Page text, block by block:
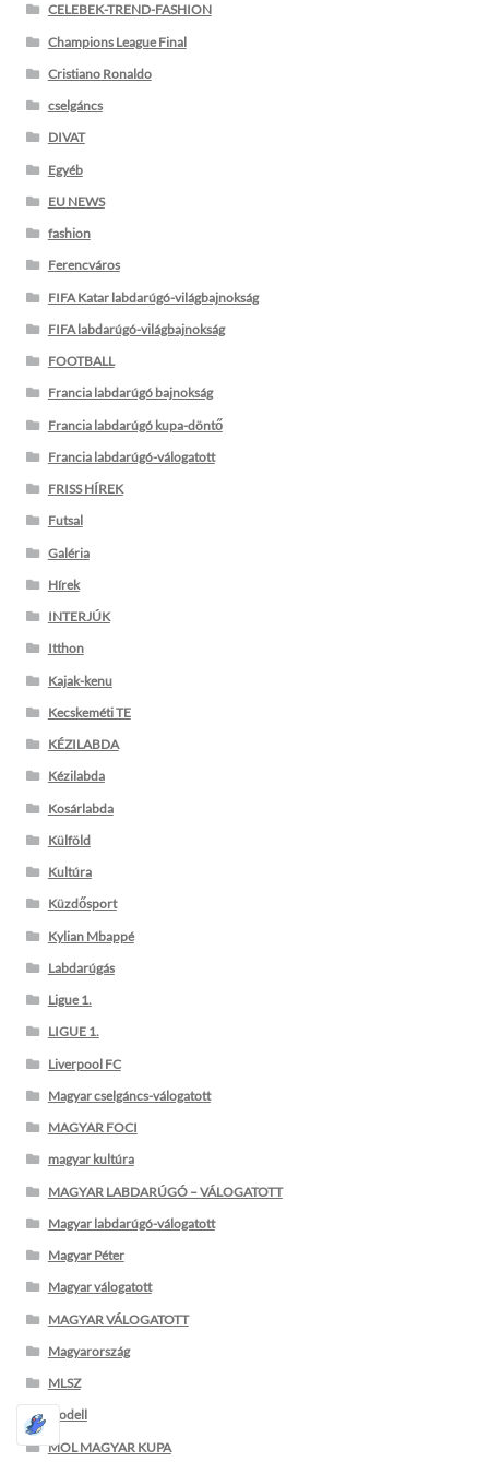
CELEBEK-TREND-FASHION
Champions League Final
Cristiano Ronaldo
cselgáncs
DIVAT
Egyéb
EU NEWS
fashion
Ferencváros
FIFA Katar labdarúgó-világbajnokság
FIFA labdarúgó-világbajnokság
FOOTBALL
Francia labdarúgó bajnokság
Francia labdarúgó kupa-döntő
Francia labdarúgó-válogatott
FRISS HÍREK
Futsal
Galéria
Hírek
INTERJÚK
Itthon
Kajak-kenu
Kecskeméti TE
KÉZILABDA
Kézilabda
Kosárlabda
Külföld
Kultúra
Küzdősport
Kylian Mbappé
Labdarúgás
Ligue 1.
LIGUE 1.
Liverpool FC
Magyar cselgáncs-válogatott
MAGYAR FOCI
magyar kultúra
MAGYAR LABDARÚGÓ – VÁLOGATOTT
Magyar labdarúgó-válogatott
Magyar Péter
Magyar válogatott
MAGYAR VÁLOGATOTT
Magyarország
MLSZ
modell
MOL MAGYAR KUPA